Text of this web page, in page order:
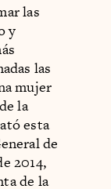
las
y
las
mujer
la
esta
de
2014,
de la